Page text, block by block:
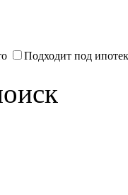
Подходит под